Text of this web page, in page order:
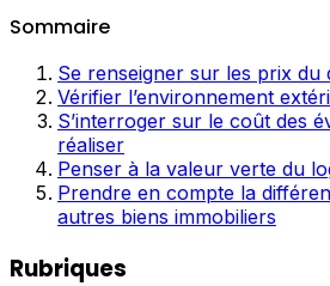
Sommaire
Se renseigner sur les prix du
Vérifier l’environnement
S’interroger sur le coût des
réaliser
Penser à la valeur verte du
Prendre en compte la
autres biens immobiliers
Rubriques